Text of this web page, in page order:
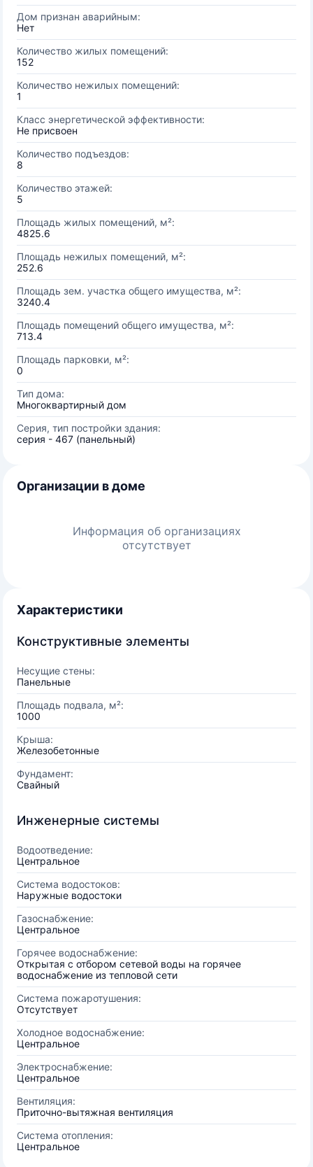
Дом признан аварийным:
Нет
Количество жилых помещений:
152
Количество нежилых помещений:
1
Класс энергетической эффективности:
Не присвоен
Количество подъездов:
8
Количество этажей:
5
Площадь жилых помещений, м²:
4825.6
Площадь нежилых помещений, м²:
252.6
Площадь зем. участка общего имущества, м²:
3240.4
Площадь помещений общего имущества, м²:
713.4
Площадь парковки, м²:
0
Тип дома:
Многоквартирный дом
Серия, тип постройки здания:
серия - 467 (панельный)
Организации в доме
Информация об организациях
отсутствует
Характеристики
Конструктивные элементы
Несущие стены:
Панельные
Площадь подвала, м²:
1000
Крыша:
Железобетонные
Фундамент:
Свайный
Инженерные системы
Водоотведение:
Центральное
Система водостоков:
Наружные водостоки
Газоснабжение:
Центральное
Горячее водоснабжение:
Открытая с отбором сетевой воды на горячее
водоснабжение из тепловой сети
Система пожаротушения:
Отсутствует
Холодное водоснабжение:
Центральное
Электроснабжение:
Центральное
Вентиляция:
Приточно-вытяжная вентиляция
Система отопления:
Центральное